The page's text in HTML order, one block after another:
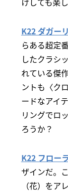
K22 ダガー
らある超定
したクラシ
れている傑
ントも〈ク
ードなアイ
リングでロ
ろうか？
K22 フロー
ザインだ。
（花）を